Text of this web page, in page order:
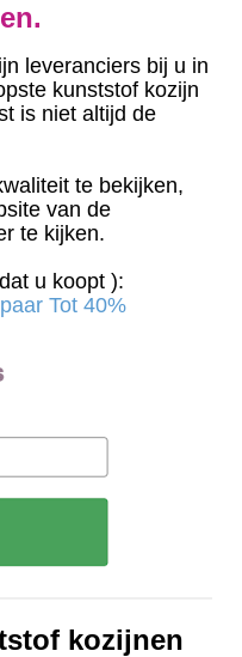
leveranciers bij u in
kunststof kozijn
is niet altijd de
te bekijken,
van de
te kijken.
u koopt ):
Tot 40%‎
kozijnen